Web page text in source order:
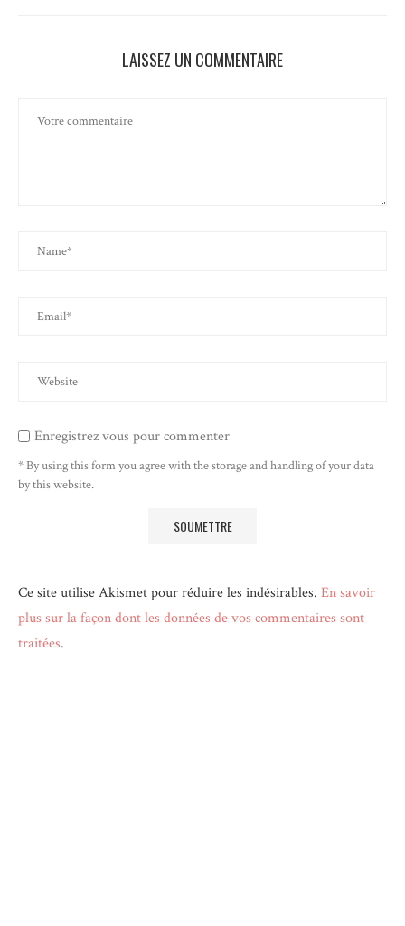
LAISSEZ UN COMMENTAIRE
Enregistrez vous pour commenter
* By using this form you agree with the storage and handling of your data
by this website.
Ce site utilise Akismet pour réduire les indésirables. En savoir
plus sur la façon dont les données de vos commentaires sont
traitées.